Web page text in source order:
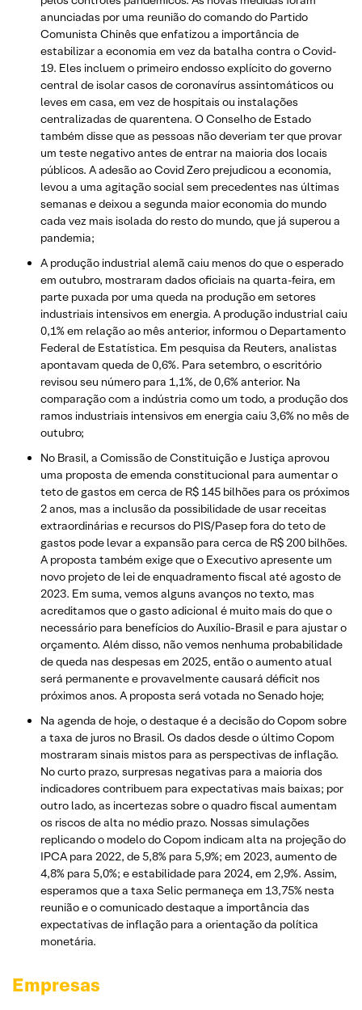
anunciadas por uma reunião do comando do Partido
Comunista Chinês que enfatizou a importância de
estabilizar a economia em vez da batalha contra o Covid-
19. Eles incluem o primeiro endosso explícito do governo
central de isolar casos de coronavírus assintomáticos ou
leves em casa, em vez de hospitais ou instalações
centralizadas de quarentena. O Conselho de Estado
também disse que as pessoas não deveriam ter que provar
um teste negativo antes de entrar na maioria dos locais
públicos. A adesão ao Covid Zero prejudicou a economia,
levou a uma agitação social sem precedentes nas últimas
semanas e deixou a segunda maior economia do mundo
cada vez mais isolada do resto do mundo, que já superou a
pandemia;
A produção industrial alemã caiu menos do que o esperado
em outubro, mostraram dados oficiais na quarta-feira, em
parte puxada por uma queda na produção em setores
industriais intensivos em energia. A produção industrial caiu
0,1% em relação ao mês anterior, informou o Departamento
Federal de Estatística. Em pesquisa da Reuters, analistas
apontavam queda de 0,6%. Para setembro, o escritório
revisou seu número para 1,1%, de 0,6% anterior. Na
comparação com a indústria como um todo, a produção dos
ramos industriais intensivos em energia caiu 3,6% no mês de
outubro;
No Brasil, a Comissão de Constituição e Justiça aprovou
uma proposta de emenda constitucional para aumentar o
teto de gastos em cerca de R$ 145 bilhões para os próximos
2 anos, mas a inclusão da possibilidade de usar receitas
extraordinárias e recursos do PIS/Pasep fora do teto de
gastos pode levar a expansão para cerca de R$ 200 bilhões.
A proposta também exige que o Executivo apresente um
novo projeto de lei de enquadramento fiscal até agosto de
2023. Em suma, vemos alguns avanços no texto, mas
acreditamos que o gasto adicional é muito mais do que o
necessário para benefícios do Auxílio-Brasil e para ajustar o
orçamento. Além disso, não vemos nenhuma probabilidade
de queda nas despesas em 2025, então o aumento atual
será permanente e provavelmente causará déficit nos
próximos anos. A proposta será votada no Senado hoje;
Na agenda de hoje, o destaque é a decisão do Copom sobre
a taxa de juros no Brasil. Os dados desde o último Copom
mostraram sinais mistos para as perspectivas de inflação.
No curto prazo, surpresas negativas para a maioria dos
indicadores contribuem para expectativas mais baixas; por
outro lado, as incertezas sobre o quadro fiscal aumentam
os riscos de alta no médio prazo. Nossas simulações
replicando o modelo do Copom indicam alta na projeção do
IPCA para 2022, de 5,8% para 5,9%; em 2023, aumento de
4,8% para 5,0%; e estabilidade para 2024, em 2,9%. Assim,
esperamos que a taxa Selic permaneça em 13,75% nesta
reunião e o comunicado destaque a importância das
expectativas de inflação para a orientação da política
monetária.
Empresas